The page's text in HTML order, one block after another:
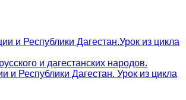
и Республики Дагестан.Урок из цикла
и дагестанских народов.
Республики Дагестан. Урок из цикла